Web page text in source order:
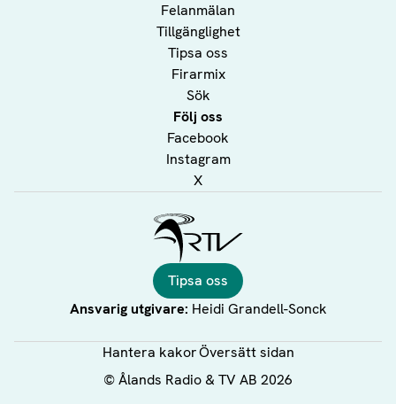
Felanmälan
Tillgänglighet
Tipsa oss
Firarmix
Sök
Följ oss
Facebook
Instagram
X
Tipsa oss
Ansvarig utgivare: Heidi Grandell-Sonck
Hantera kakorÖversätt sidan
©Ålands Radio & TV AB 2026